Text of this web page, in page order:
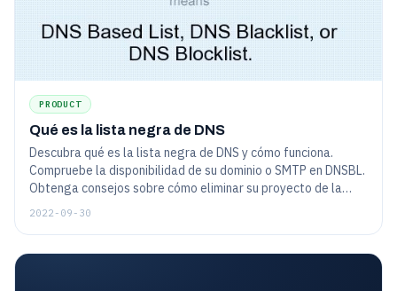
PRODUCT
Qué es la lista negra de DNS
Descubra qué es la lista negra de DNS y cómo funciona.
Compruebe la disponibilidad de su dominio o SMTP en DNSBL.
Obtenga consejos sobre cómo eliminar su proyecto de la
base de datos de spam, así como consejos sobre cómo evitar
2022-09-30